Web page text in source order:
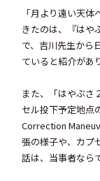
「月より遠い天
きたのは、『はや
で、吉川先生から
ていると紹介があ
また、「はやぶさ
セル投下予定地点
Correction
張の様子や、カプ
話は、当事者なら